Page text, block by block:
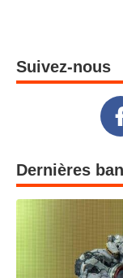
Suivez-nous
Dernières